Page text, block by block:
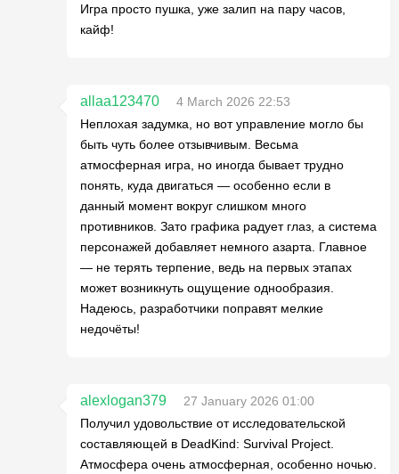
Игра просто пушка, уже залип на пару часов,
кайф!
allaa123470
4 March 2026 22:53
Неплохая задумка, но вот управление могло бы
быть чуть более отзывчивым. Весьма
атмосферная игра, но иногда бывает трудно
понять, куда двигаться — особенно если в
данный момент вокруг слишком много
противников. Зато графика радует глаз, а система
персонажей добавляет немного азарта. Главное
— не терять терпение, ведь на первых этапах
может возникнуть ощущение однообразия.
Надеюсь, разработчики поправят мелкие
недочёты!
alexlogan379
27 January 2026 01:00
Получил удовольствие от исследовательской
составляющей в DeadKind: Survival Project.
Атмосфера очень атмосферная, особенно ночью.